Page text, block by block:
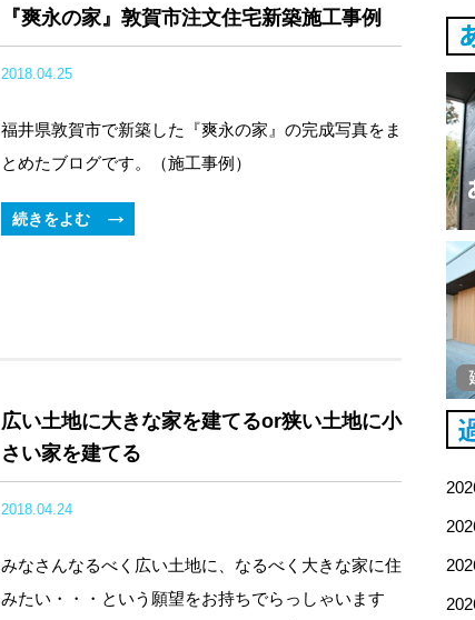
『爽永の家』敦賀市注文住宅新築施工事例
2018.04.25
福井県敦賀市で新築した『爽永の家』の完成写真をま
とめたブログです。（施工事例）
続きをよむ
広い土地に大きな家を建てるor狭い土地に小
さい家を建てる
2018.04.24
みなさんなるべく広い土地に、なるべく大きな家に住
みたい・・・という願望をお持ちでらっしゃいます